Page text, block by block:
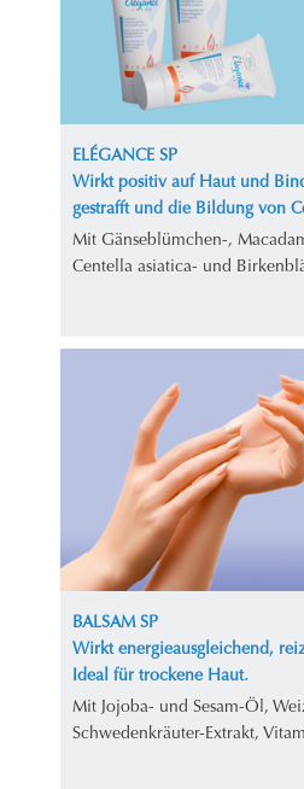
ELÉGANCE SP
Wirkt positiv auf Haut und
gestrafft und die Bildung von
Mit Gänseblümchen-,
Centella asiatica- und
BALSAM SP
Wirkt energieausgleichend,
Ideal für trockene Haut.
Mit Jojoba- und Sesam-Öl,
Schwedenkräuter-Extrakt,